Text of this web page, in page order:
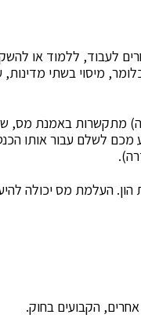
לעבוד, ללמוד או
מיסוי בשתי מדינות,
מתקשרות באמנת מס,
מכם לשלם עבור אותו
העלמת מס יכולה
הקבועים בחוק.